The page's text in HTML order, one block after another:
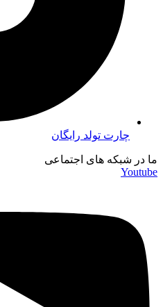
چارت تولد رایگان
ما در شبکه های اجتماعی
Youtube